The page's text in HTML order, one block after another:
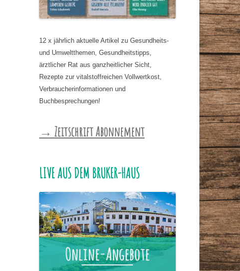
12 x jährlich aktuelle Artikel zu Gesundheits-
und Umweltthemen, Gesundheitstipps,
ärztlicher Rat aus ganzheitlicher Sicht,
Rezepte zur vitalstoffreichen Vollwertkost,
Verbraucherinformationen und
Buchbesprechungen!
→ Zeitschrift Abonnement
LIVE AUS DEM BRUKER-HAUS